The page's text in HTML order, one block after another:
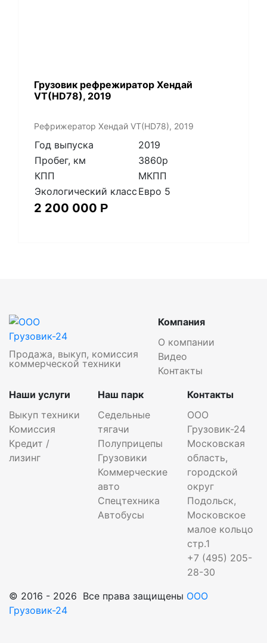
Грузовик рефрежиратор Хендай
VT(HD78), 2019
Рефрижератор Хендай VT(HD78), 2019
Год выпуска
2019
Пробег, км
3860p
КПП
МКПП
Экологический класс Евро 5
2 200 000 Р
Продажа, выкуп, комиссия
коммерческой техники
Компания
О компании
Видео
Контакты
Наши услуги
Выкуп техники
Комиссия
Кредит /
лизинг
Наш парк
Седельные
тягачи
Полуприцепы
Грузовики
Коммерческие
авто
Спецтехника
Автобусы
Контакты
ООО
Грузовик-24
Московская
область,
городской
округ
Подольск,
Московское
малое кольцо
стр.1
+7 (495) 205-
28-30
© 2016 - 2026 Все права защищены ООО
Грузовик-24